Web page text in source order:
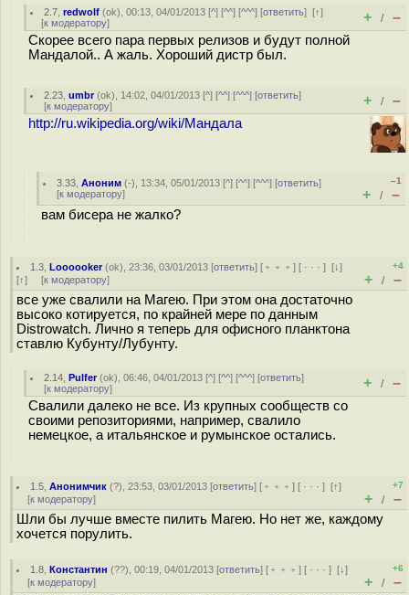
2.7 ,redwolf (ok), 00:13, 04/01/2013 [^] [^^] [^^^] [ответить][↑]
[к модератору] + / –
Скорее всего пара первых релизов и будут полной
Мандалой.. А жаль. Хороший дистр был.
2.23 ,umbr(ok), 14:02, 04/01/2013 [^] [^^] [^^^] [ответить]
[к модератору] + / –
http://ru.wikipedia.org/wiki/Мандала
3.33 ,Аноним (-), 13:34, 05/01/2013 [^] [^^] [^^^] [ответить]
[к модератору]
–1
+ / –
вам бисера не жалко?
1.3 ,Loooooker(ok), 23:36, 03/01/2013 [ответить] [ ﹢﹢﹢] [ · · ·][↓]
[↑] [к модератору]
+4
+ / –
все уже свалили на Магею. При этом она достаточно
высоко котируется, по крайней мере по данным
Distrowatch. Лично я теперь для офисного планктона
ставлю Кубунту/Лубунту.
2.14 ,Pulfer(ok), 06:46, 04/01/2013 [^] [^^] [^^^] [ответить]
[к модератору] + / –
Свалили далеко не все. Из крупных сообществ со
своими репозиториями, например, свалило
немецкое, а итальянское и румынское остались.
1.5 ,Анонимчик (?), 23:53, 03/01/2013 [ответить] [ ﹢﹢﹢] [ · · ·][↑]
[к модератору]
+7
+ / –
Шли бы лучше вместе пилить Магею. Но нет же, каждому
хочется порулить.
1.8 ,Константин (??), 00:19, 04/01/2013 [ответить] [ ﹢﹢﹢] [ · · ·][↓]
[к модератору]
+6
+ / –